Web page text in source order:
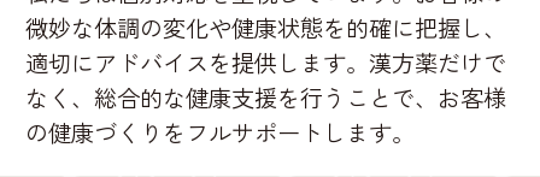
微妙な体調の変化や健康状態を的確に把握し、
適切にアドバイスを提供します。漢方薬だけで
なく、総合的な健康支援を行うことで、お客様
の健康づくりをフルサポートします。